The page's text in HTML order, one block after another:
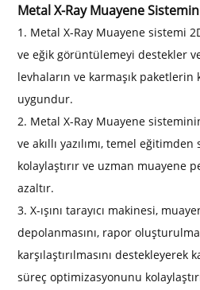
Metal X-Ray Muayene
1. Metal X-Ray Muayene sistemi
ve eğik görüntülemeyi destekler
levhaların ve karmaşık paketlerin
uygundur.
2. Metal X-Ray Muayene
ve akıllı yazılımı, temel eğitimden
kolaylaştırır ve uzman muayene
azaltır.
3. X-ışını tarayıcı makinesi,
depolanmasını, rapor
karşılaştırılmasını
süreç optimizasyonunu